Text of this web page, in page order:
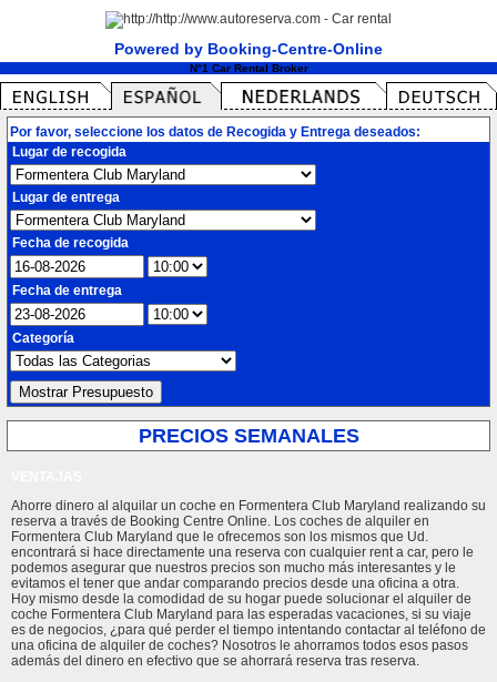
Powered by Booking-Centre-Online
N°1 Car Rental Broker
Por favor, seleccione los datos de Recogida y Entrega deseados:
Lugar de recogida
Lugar de entrega
Fecha de recogida
Fecha de entrega
Categoría
PRECIOS SEMANALES
Ahorre dinero al alquilar un coche en Formentera Club Maryland realizando su
reserva a través de Booking Centre Online. Los coches de alquiler en
Formentera Club Maryland que le ofrecemos son los mismos que Ud.
encontrará si hace directamente una reserva con cualquier rent a car, pero le
podemos asegurar que nuestros precios son mucho más interesantes y le
evitamos el tener que andar comparando precios desde una oficina a otra.
Hoy mismo desde la comodidad de su hogar puede solucionar el alquiler de
coche Formentera Club Maryland para las esperadas vacaciones, si su viaje
es de negocios, ¿para qué perder el tiempo intentando contactar al teléfono de
una oficina de alquiler de coches? Nosotros le ahorramos todos esos pasos
además del dinero en efectivo que se ahorrará reserva tras reserva.